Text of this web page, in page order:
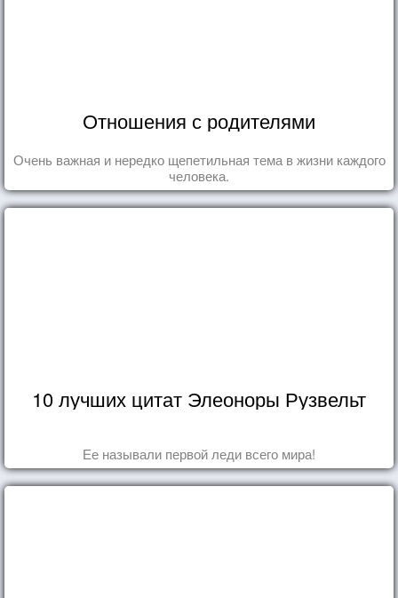
Отношения с родителями
Очень важная и нередко щепетильная тема в жизни каждого
человека.
10 лучших цитат Элеоноры Рузвельт
Ее называли первой леди всего мира!